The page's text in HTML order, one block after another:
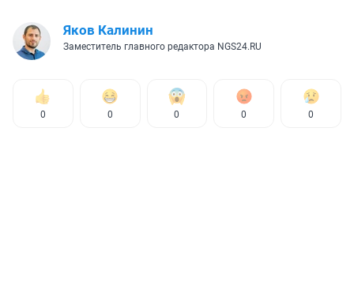
Яков Калинин
Заместитель главного редактора NGS24.RU
0 0 0 0 0